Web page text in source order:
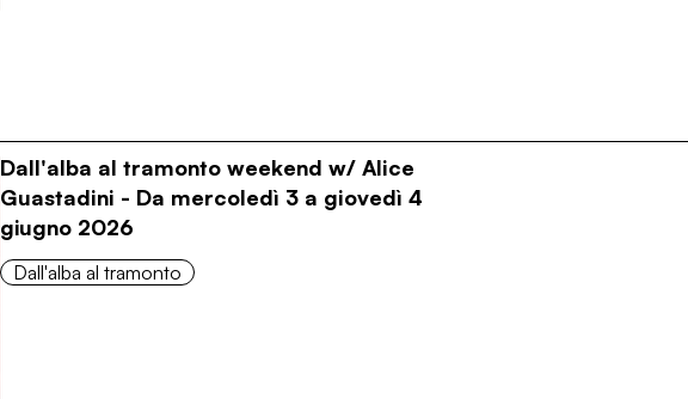
Dall'alba al tramonto weekend w/ Alice
Guastadini - Da mercoledì 3 a giovedì 4
giugno 2026
Dall'alba al tramonto